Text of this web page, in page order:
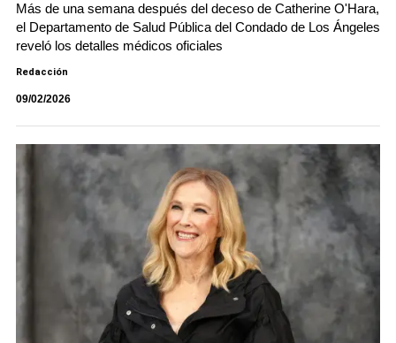
Más de una semana después del deceso de Catherine O'Hara,
el Departamento de Salud Pública del Condado de Los Ángeles
reveló los detalles médicos oficiales
Redacción
09/02/2026